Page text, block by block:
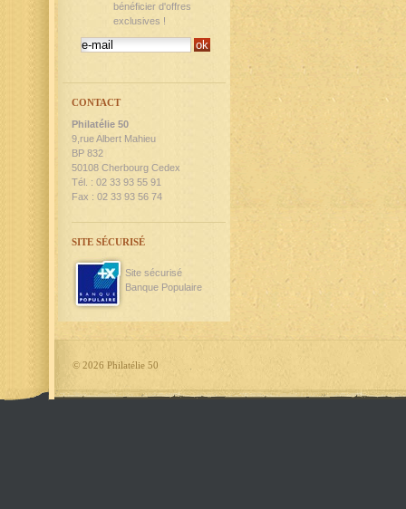
bénéficier d'offres
exclusives !
CONTACT
Philatélie 50
9,rue Albert Mahieu
BP 832
50108 Cherbourg Cedex
Tél. : 02 33 93 55 91
Fax : 02 33 93 56 74
SITE SÉCURISÉ
Site sécurisé
Banque Populaire
© 2026 Philatélie 50